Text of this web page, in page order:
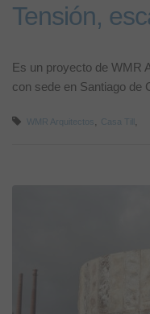
Tensión,
Es un proyecto de WMR
con sede en Santiago de
WMR Arquitectos Casa Till